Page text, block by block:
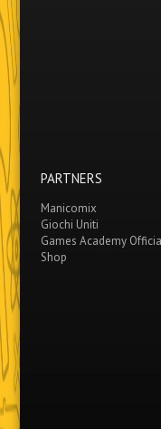
PARTNERS
Manicomix
Giochi Uniti
Games Academy
Shop